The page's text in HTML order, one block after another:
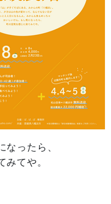
ったら、
てや。